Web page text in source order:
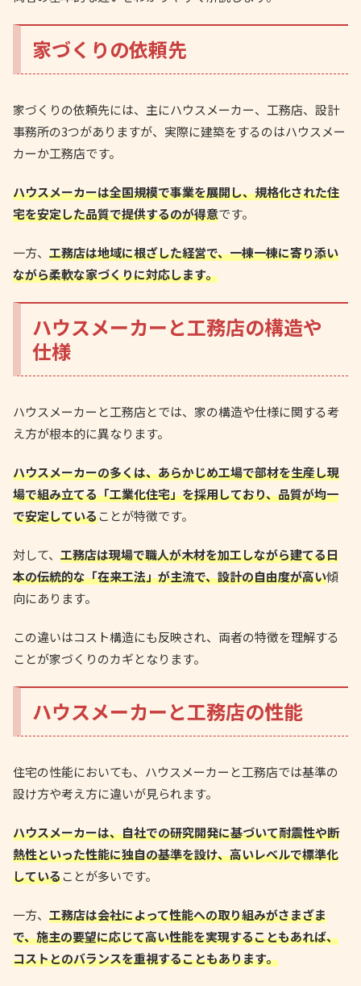
家づくりの依頼先
家づくりの依頼先には、主にハウスメーカー、工務店、設計
事務所の3つがありますが、実際に建築をするのはハウスメー
カーか工務店です。
ハウスメーカーは全国規模で事業を展開し、規格化された住
宅を安定した品質で提供するのが得意です。
一方、 工務店は地域に根ざした経営で、一棟一棟に寄り添い
ながら柔軟な家づくりに対応します。
ハウスメーカーと工務店の構造や
仕様
ハウスメーカーと工務店とでは、家の構造や仕様に関する考
え方が根本的に異なります。
ハウスメーカーの多くは、あらかじめ工場で部材を生産し現
場で組み立てる「工業化住宅」を採用しており、品質が均一
で安定していることが特徴です。
対して、 工務店は現場で職人が木材を加工しながら建てる日
本の伝統的な「在来工法」が主流で、設計の自由度が高い傾
向にあります。
この違いはコスト構造にも反映され、両者の特徴を理解する
ことが家づくりのカギとなります。
ハウスメーカーと工務店の性能
住宅の性能においても、ハウスメーカーと工務店では基準の
設け方や考え方に違いが見られます。
ハウスメーカーは、自社での研究開発に基づいて耐震性や断
熱性といった性能に独自の基準を設け、高いレベルで標準化
していることが多いです。
一方、 工務店は会社によって性能への取り組みがさまざま
で、施主の要望に応じて高い性能を実現することもあれば、
コストとのバランスを重視することもあります。